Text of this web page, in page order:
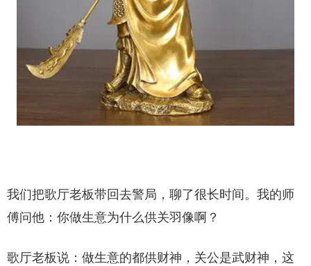
我们把歌厅老板带回去警局，聊了很长时间。我的师
傅问他：你做生意为什么供关羽像啊？
歌厅老板说：做生意的都供财神，关公是武财神，这